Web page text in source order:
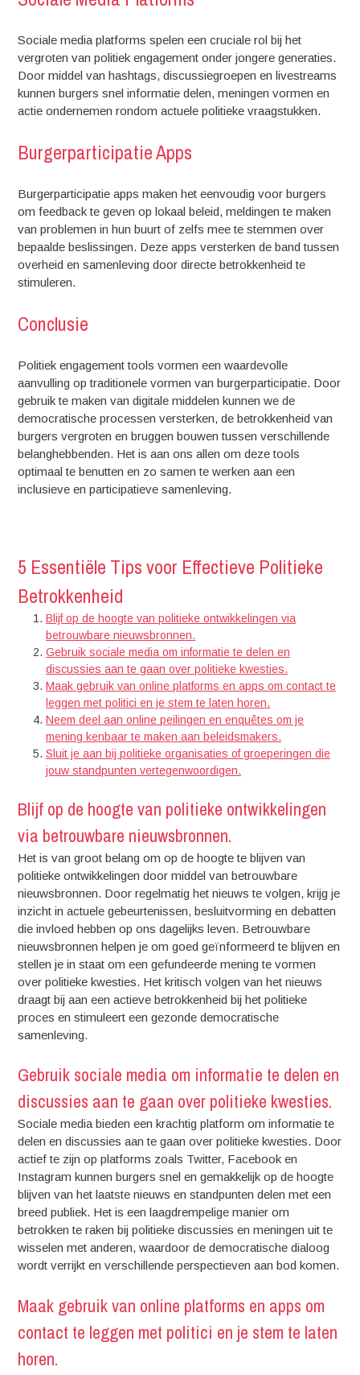
Sociale media platforms spelen een cruciale rol bij het
vergroten van politiek engagement onder jongere generaties.
Door middel van hashtags, discussiegroepen en livestreams
kunnen burgers snel informatie delen, meningen vormen en
actie ondernemen rondom actuele politieke vraagstukken.
Burgerparticipatie Apps
Burgerparticipatie apps maken het eenvoudig voor burgers
om feedback te geven op lokaal beleid, meldingen te maken
van problemen in hun buurt of zelfs mee te stemmen over
bepaalde beslissingen. Deze apps versterken de band tussen
overheid en samenleving door directe betrokkenheid te
stimuleren.
Conclusie
Politiek engagement tools vormen een waardevolle
aanvulling op traditionele vormen van burgerparticipatie. Door
gebruik te maken van digitale middelen kunnen we de
democratische processen versterken, de betrokkenheid van
burgers vergroten en bruggen bouwen tussen verschillende
belanghebbenden. Het is aan ons allen om deze tools
optimaal te benutten en zo samen te werken aan een
inclusieve en participatieve samenleving.
5 Essentiële Tips voor Effectieve Politieke
Betrokkenheid
Blijf op de hoogte van politieke ontwikkelingen via
betrouwbare nieuwsbronnen.
Gebruik sociale media om informatie te delen en
discussies aan te gaan over politieke kwesties.
Maak gebruik van online platforms en apps om contact te
leggen met politici en je stem te laten horen.
Neem deel aan online peilingen en enquêtes om je
mening kenbaar te maken aan beleidsmakers.
Sluit je aan bij politieke organisaties of groeperingen die
jouw standpunten vertegenwoordigen.
Blijf op de hoogte van politieke ontwikkelingen
via betrouwbare nieuwsbronnen.
Het is van groot belang om op de hoogte te blijven van
politieke ontwikkelingen door middel van betrouwbare
nieuwsbronnen. Door regelmatig het nieuws te volgen, krijg je
inzicht in actuele gebeurtenissen, besluitvorming en debatten
die invloed hebben op ons dagelijks leven. Betrouwbare
nieuwsbronnen helpen je om goed geïnformeerd te blijven en
stellen je in staat om een gefundeerde mening te vormen
over politieke kwesties. Het kritisch volgen van het nieuws
draagt bij aan een actieve betrokkenheid bij het politieke
proces en stimuleert een gezonde democratische
samenleving.
Gebruik sociale media om informatie te delen en
discussies aan te gaan over politieke kwesties.
Sociale media bieden een krachtig platform om informatie te
delen en discussies aan te gaan over politieke kwesties. Door
actief te zijn op platforms zoals Twitter, Facebook en
Instagram kunnen burgers snel en gemakkelijk op de hoogte
blijven van het laatste nieuws en standpunten delen met een
breed publiek. Het is een laagdrempelige manier om
betrokken te raken bij politieke discussies en meningen uit te
wisselen met anderen, waardoor de democratische dialoog
wordt verrijkt en verschillende perspectieven aan bod komen.
Maak gebruik van online platforms en apps om
contact te leggen met politici en je stem te laten
horen.